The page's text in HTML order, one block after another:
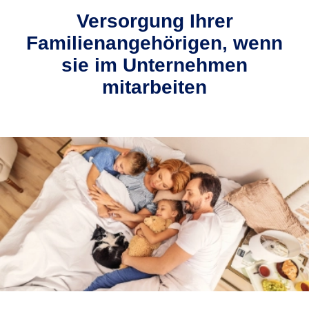
Versorgung Ihrer
Familienangehörigen, wenn
sie im Unternehmen
mitarbeiten